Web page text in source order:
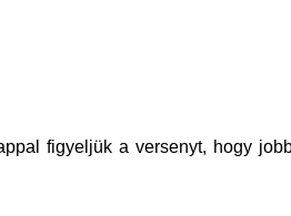
figyeljük a versenyt, hogy